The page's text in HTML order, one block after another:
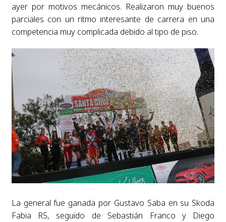
ayer por motivos mecánicos. Realizaron muy buenos
parciales con un ritmo interesante de carrera en una
competencia muy complicada debido al tipo de piso.
La general fue ganada por Gustavo Saba en su Skoda
Fabia R5, seguido de Sebastián Franco y Diego